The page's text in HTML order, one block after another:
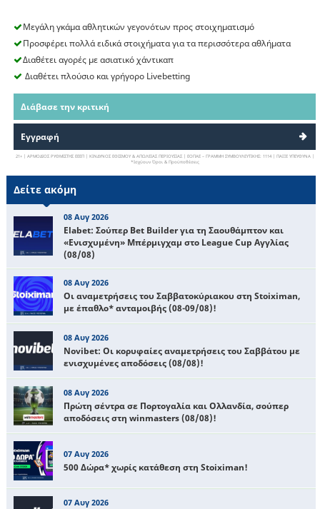
Μεγάλη γκάμα αθλητικών γεγονότων προς στοιχηματισμό
Προσφέρει πολλά ειδικά στοιχήματα για τα περισσότερα αθλήματα
Διαθέτει αγορές με ασιατικό χάντικαπ
Διαθέτει πλούσιο και γρήγορο Livebetting
Διάβασε την κριτική
Εγγραφή
21+ | ΑΡΜΟΔΙΟΣ ΡΥΘΜΙΣΤΗΣ ΕΕΕΠ | ΚΙΝΔΥΝΟΣ ΕΘΙΣΜΟΥ & ΑΠΩΛΕΙΑΣ ΠΕΡΙΟΥΣΙΑΣ | ΕΟΠΑΕ – ΓΡΑΜΜΗ ΣΥΜΒΟΥΛΕΥΤΙΚΗΣ: 1114 | ΠΑΙΞΕ ΥΠΕΥΘΥΝΑ |
*Ισχύουν Όροι & Προϋποθέσεις
Δείτε ακόμη
08 Αυγ 2026
Elabet: Σούπερ Bet Builder για τη Σαουθάμπτον και
«Ενισχυμένη» Μπέρμιγχαμ στο League Cup Αγγλίας
(08/08)
08 Αυγ 2026
Οι αναμετρήσεις του Σαββατοκύριακου στη Stoiximan,
με έπαθλο* ανταμοιβής (08-09/08)!
08 Αυγ 2026
Novibet: Oι κορυφαίες αναμετρήσεις του Σαββάτου με
ενισχυμένες αποδόσεις (08/08)!
08 Αυγ 2026
Πρώτη σέντρα σε Πορτογαλία και Ολλανδία, σούπερ
αποδόσεις στη winmasters (08/08)!
07 Αυγ 2026
500 Δώρα* χωρίς κατάθεση στη Stoiximan!
07 Αυγ 2026